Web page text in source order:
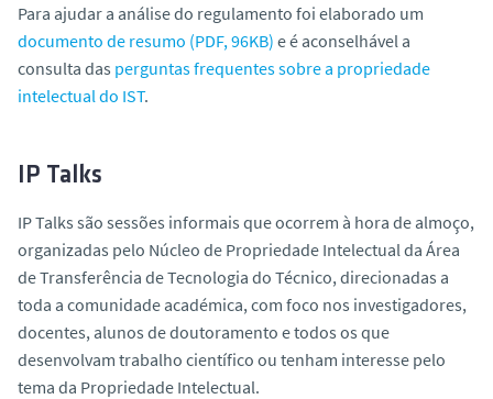
Para ajudar a análise do regulamento foi elaborado um
documento de resumo (PDF, 96KB) e é aconselhável a
consulta das perguntas frequentes sobre a propriedade
intelectual do IST.
IP Talks
IP Talks são sessões informais que ocorrem à hora de almoço,
organizadas pelo Núcleo de Propriedade Intelectual da Área
de Transferência de Tecnologia do Técnico, direcionadas a
toda a comunidade académica, com foco nos investigadores,
docentes, alunos de doutoramento e todos os que
desenvolvam trabalho científico ou tenham interesse pelo
tema da Propriedade Intelectual.